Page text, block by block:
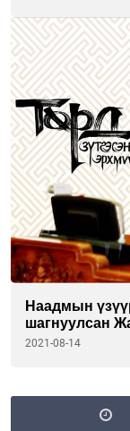
Наадмын
шагнуулсан
2021-08-14